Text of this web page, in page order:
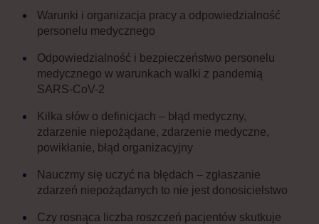
Warunki i organizacja pracy a odpowiedzialność
personelu medycznego
Odpowiedzialność i bezpieczeństwo personelu
medycznego w warunkach walki z pandemią
SARS-CoV-2
Kilka słów o definicjach – błąd medyczny,
zdarzenie niepożądane, zdarzenie medyczne,
powikłanie, błąd organizacyjny
Nauczmy się uczyć na błędach – zgłaszanie
zdarzeń niepożądanych to nie jest donosicielstwo
Czy rosnąca liczba roszczeń pacjentów skutkuje